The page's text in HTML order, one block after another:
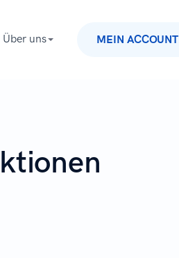
Über uns MEIN ACCOUNT